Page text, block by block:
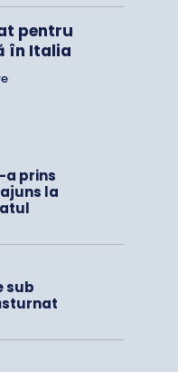
pentru
în Italia
a prins
la
sub